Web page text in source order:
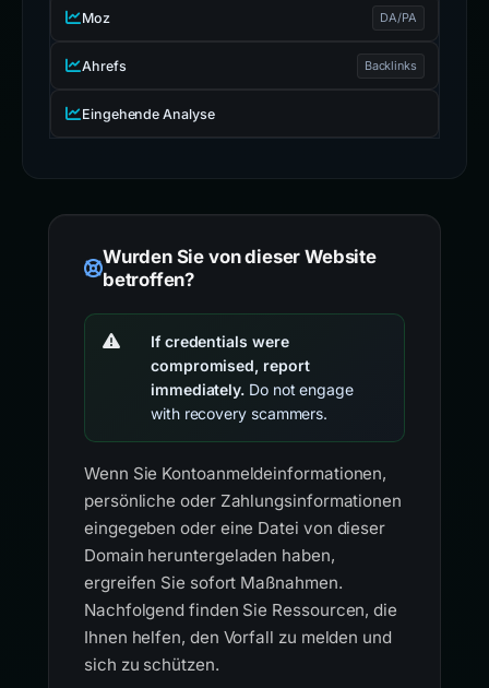
Moz DA/PA
Ahrefs Backlinks
Eingehende Analyse
Wurden Sie von dieser Website
betroffen?
If credentials were
compromised, report
immediately. Do not engage
with recovery scammers.
Wenn Sie Kontoanmeldeinformationen,
persönliche oder Zahlungsinformationen
eingegeben oder eine Datei von dieser
Domain heruntergeladen haben,
ergreifen Sie sofort Maßnahmen.
Nachfolgend finden Sie Ressourcen, die
Ihnen helfen, den Vorfall zu melden und
sich zu schützen.